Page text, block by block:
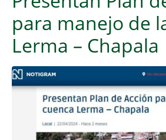
para manejo de
Lerma – Chapala